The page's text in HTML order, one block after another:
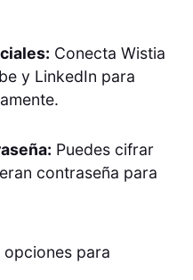
Conecta Wistia
y LinkedIn para
Puedes cifrar
contraseña para
opciones para